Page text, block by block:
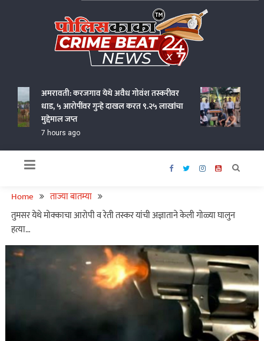
अमरावती: करजगाव येथे अवैध गोवंश तस्करीवर
धाड, ५ आरोपींवर गुन्हे दाखल करत ९.२५ लाखांचा
मुद्देमाल जप्त
7 hours ago
Home
ताज्या बातम्या
तुमसर येथे मोक्काचा आरोपी व रेती तस्कर यांची अज्ञाताने केली गोळ्या घालुन
हत्या…